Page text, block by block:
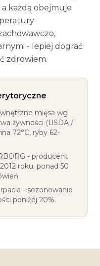
każdą obejmuje
- lepiej dograć
zdrowiem.
mięsa wg
żywności (USDA /
72°C, ryby 62-
- producent
roku, ponad 50
- sezonowanie
poniżej 20%.